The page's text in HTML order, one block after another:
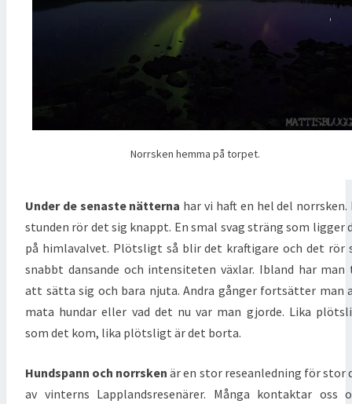
Norrsken hemma på torpet.
Under de senaste nätterna har vi haft en hel del norrsken.
stunden rör det sig knappt. En smal svag sträng som ligger
på himlavalvet. Plötsligt så blir det kraftigare och det rör
snabbt dansande och intensiteten växlar. Ibland har man
att sätta sig och bara njuta. Andra gånger fortsätter man
mata hundar eller vad det nu var man gjorde. Lika
som det kom, lika plötsligt är det borta.
Hundspann och norrsken är en stor reseanledning för stor
av vinterns Lapplandsresenärer. Många kontaktar oss